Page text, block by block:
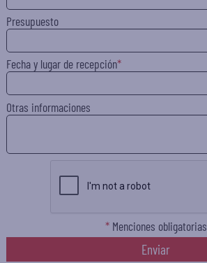
Presupuesto
Fecha y lugar de recepción
Otras informaciones
*Menciones obligatorias
Enviar